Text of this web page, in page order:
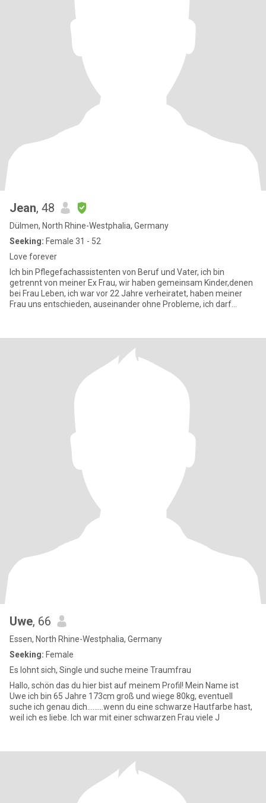
Jean, 48
Dülmen, North Rhine-Westphalia, Germany
Seeking: Female 31 - 52
Love forever
Ich bin Pflegefachassistenten von Beruf und Vater, ich bin
getrennt von meiner Ex Frau, wir haben gemeinsam Kinder,denen
bei Frau Leben, ich war vor 22 Jahre verheiratet, haben meiner
Frau uns entschieden, auseinander ohne Probleme, ich darf
Uwe, 66
Essen, North Rhine-Westphalia, Germany
Seeking: Female
Es lohnt sich, Single und suche meine Traumfrau
Hallo, schön das du hier bist auf meinem Profil! Mein Name ist
Uwe ich bin 65 Jahre 173cm groß und wiege 80kg, eventuell
suche ich genau dich.........wenn du eine schwarze Hautfarbe hast,
weil ich es liebe. Ich war mit einer schwarzen Frau viele J